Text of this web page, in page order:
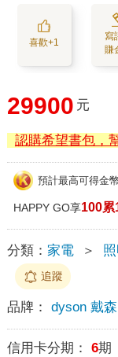
喜歡+1
寫
賺
29900 元
認購希望書包，
預計最高可得金幣
HAPPY GO享100累
分類： 家電 ＞
追蹤
品牌： dyson 戴森
信用卡分期： 6期